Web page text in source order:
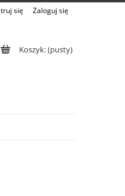
się Zaloguj się
Koszyk:(pusty)